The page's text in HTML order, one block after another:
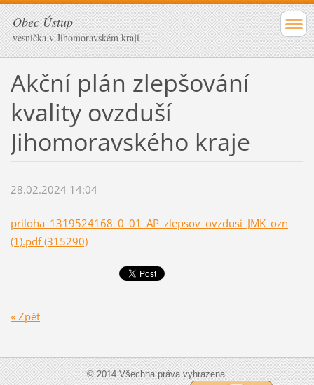
Obec Ústup
vesnička v Jihomoravském kraji
Akční plán zlepšování
kvality ovzduší
Jihomoravského kraje
28.02.2024 14:04
priloha_1319524168_0_01_AP_zlepsov_ovzdusi_JMK_ozn
(1).pdf (315290)
« Zpět
© 2014 Všechna práva vyhrazena.